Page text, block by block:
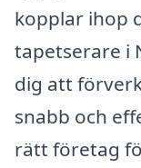
kopplar ihop
tapetserare i
dig att
snabb och
rätt företag